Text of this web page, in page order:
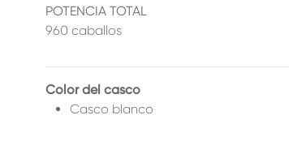
POTENCIA TOTAL
960 caballos
Color del casco
Casco blanco